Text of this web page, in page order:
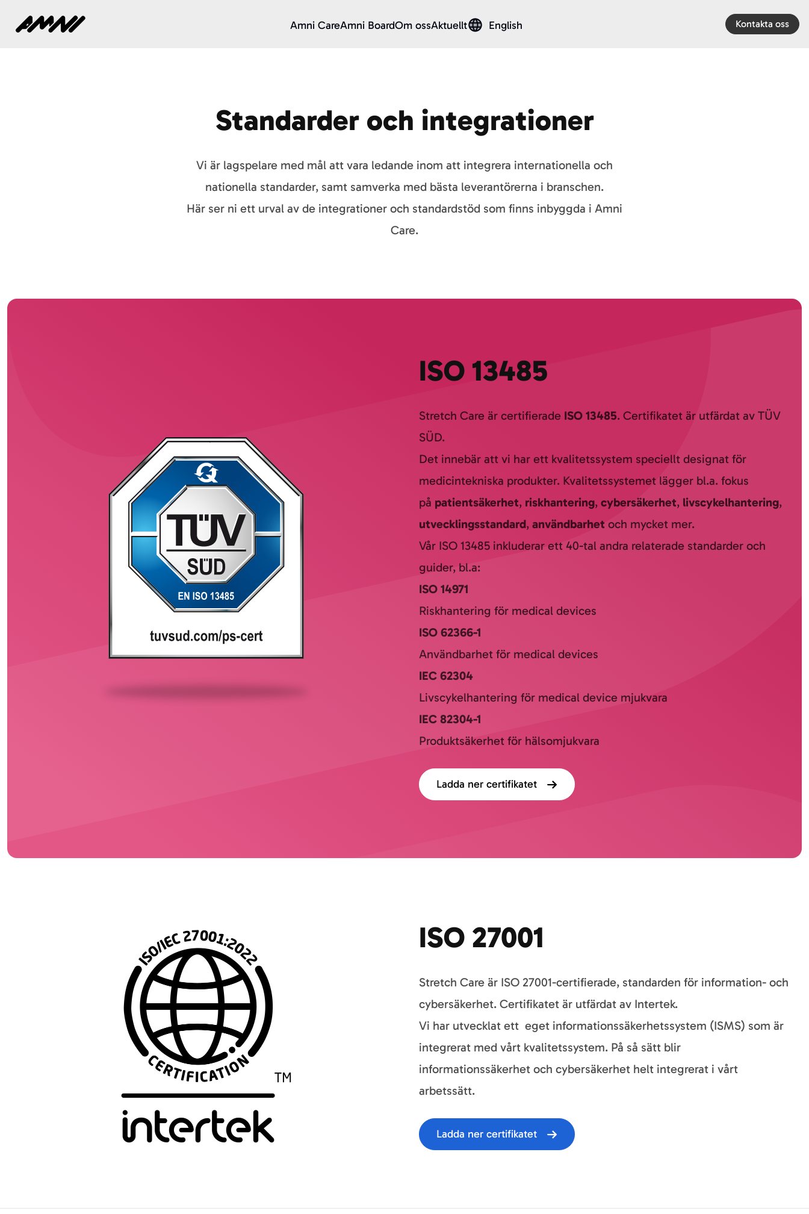
Hem Kontakta oss
Amni CareAmni BoardOm ossAktuellt English
Standarder och integrationer
Vi är lagspelare med mål att vara ledande inom att integrera internationella och
nationella standarder, samt samverka med bästa leverantörerna i branschen.
Här ser ni ett urval av de integrationer och standardstöd som finns inbyggda i Amni
Care.
ISO 13485
Stretch Care är certifierade ISO 13485. Certifikatet är utfärdat av TÜV
SÜD.
Det innebär att vi har ett kvalitetssystem speciellt designat för
medicintekniska produkter. Kvalitetssystemet lägger bl.a. fokus
på patientsäkerhet, riskhantering, cybersäkerhet, livscykelhantering,
utvecklingsstandard, användbarhet och mycket mer.
Vår ISO 13485 inkluderar ett 40-tal andra relaterade standarder och
guider, bl.a:
ISO 14971
Riskhantering för medical devices
ISO 62366-1
Användbarhet för medical devices
IEC 62304
Livscykelhantering för medical device mjukvara
IEC 82304-1
Produktsäkerhet för hälsomjukvara
Ladda ner certifikatet
ISO 27001
Stretch Care är ISO 27001-certifierade, standarden för information- och
cybersäkerhet. Certifikatet är utfärdat av Intertek.
Vi har utvecklat ett eget informationssäkerhetssystem (ISMS) som är
integrerat med vårt kvalitetssystem. På så sätt blir
informationssäkerhet och cybersäkerhet helt integrerat i vårt
arbetssätt.
Ladda ner certifikatet